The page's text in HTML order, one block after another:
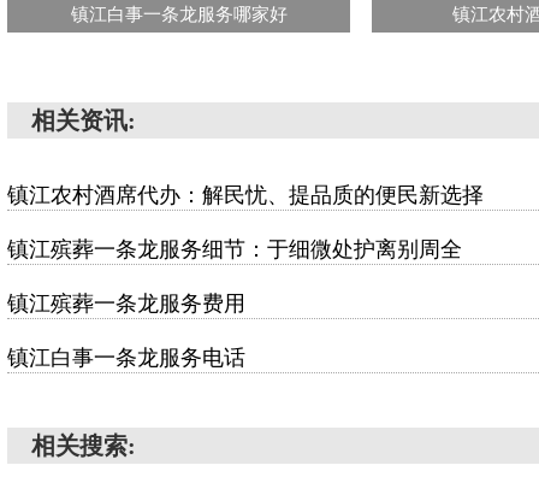
镇江白事一条龙服务哪家好 镇江农村
相关资讯:
镇江农村酒席代办：解民忧、提品质的便民新选择
镇江殡葬一条龙服务细节：于细微处护离别周全
镇江殡葬一条龙服务费用
镇江白事一条龙服务电话
相关搜索: